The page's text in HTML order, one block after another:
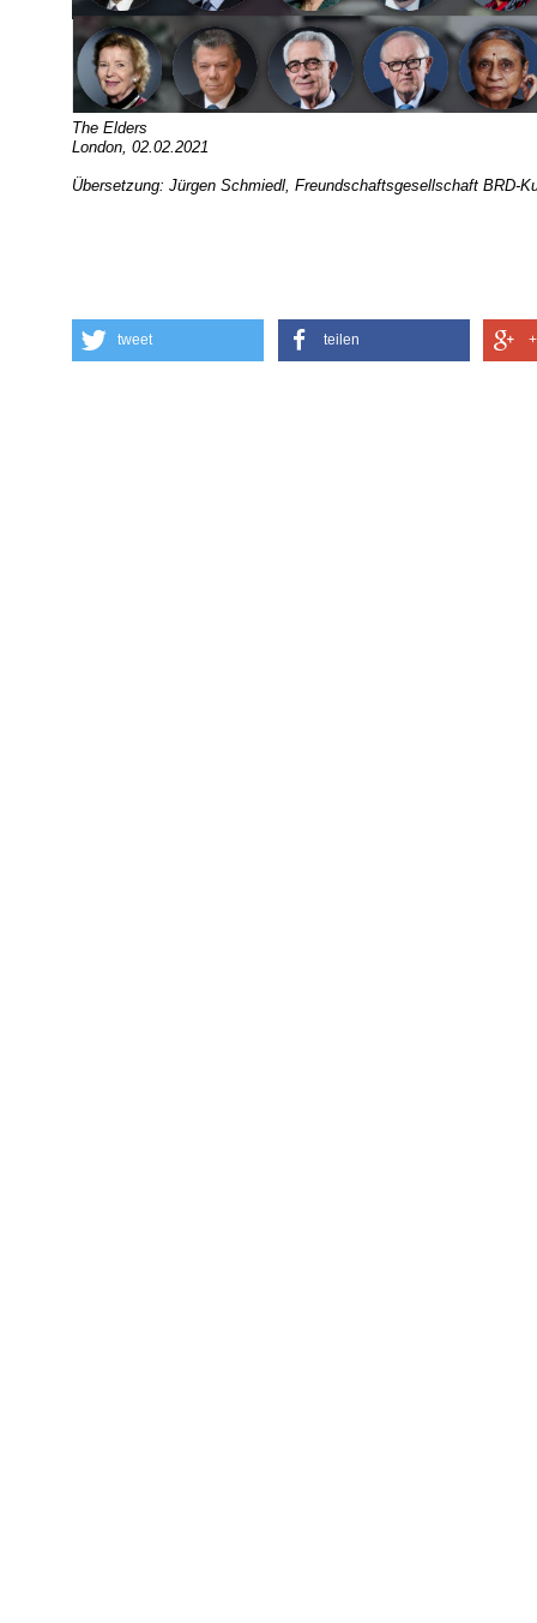
The Elders
London, 02.02.2021
Übersetzung: Jürgen Schmiedl, Freundschaftsgesellschaft BRD-
tweet teilen